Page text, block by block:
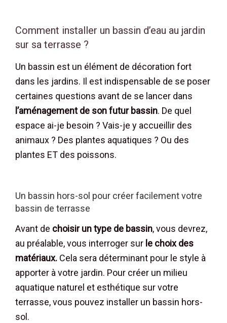
Comment installer un bassin d’eau au jardin
sur sa terrasse ?
Un bassin est un élément de décoration fort
dans les jardins. Il est indispensable de se poser
certaines questions avant de se lancer dans
l’aménagement de son futur bassin. De quel
espace ai-je besoin ? Vais-je y accueillir des
animaux ? Des plantes aquatiques ? Ou des
plantes ET des poissons.
Un bassin hors-sol pour créer facilement votre
bassin de terrasse
Avant de choisir un type de bassin, vous devrez,
au préalable, vous interroger sur le choix des
matériaux. Cela sera déterminant pour le style à
apporter à votre jardin. Pour créer un milieu
aquatique naturel et esthétique sur votre
terrasse, vous pouvez installer un bassin hors-
sol.